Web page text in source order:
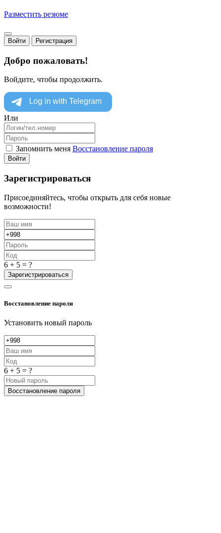
Разместить резюме
Войти Регистрация
Добро пожаловать!
Войдите, чтобы продолжить.
Или
Запомнить меня Восстановление пароля
Войти
Зарегистрироваться
Присоединяйтесь, чтобы открыть для себя новые
возможности!
6 + 5 = ?
Зарегистрироваться
Восстановление пароля
Установить новый пароль
6 + 5 = ?
Восстановление пароля